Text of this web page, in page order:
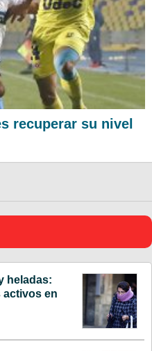
recuperar su nivel
heladas:
en